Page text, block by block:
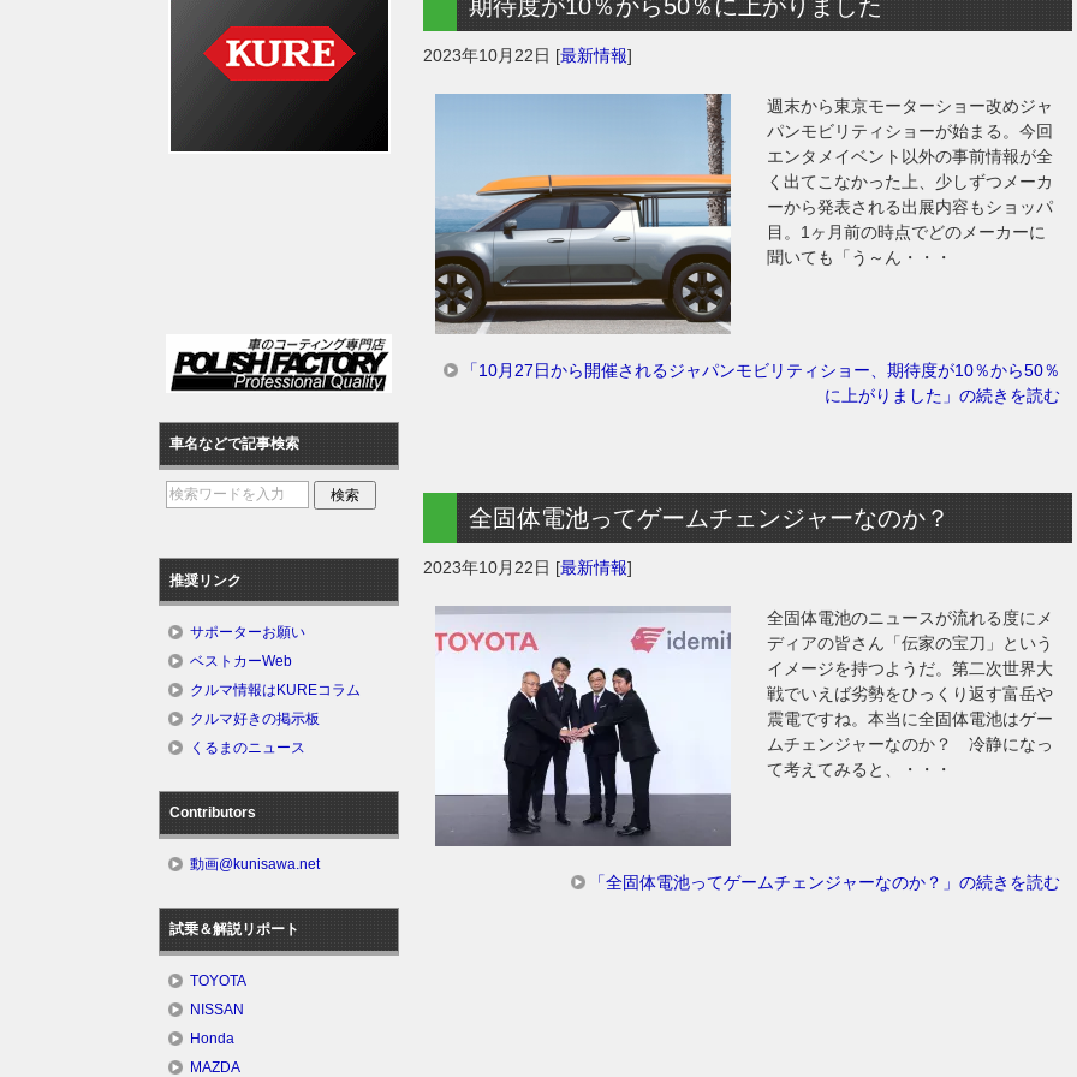
期待度が10％から50％に上がりました
2023年10月22日 [最新情報]
週末から東京モーターショー改めジャ
パンモビリティショーが始まる。今回
エンタメイベント以外の事前情報が全
く出てこなかった上、少しずつメーカ
ーから発表される出展内容もショッパ
目。1ヶ月前の時点でどのメーカーに
聞いても「う～ん・・・
「10月27日から開催されるジャパンモビリティショー、期待度が10％から50％
に上がりました」の続きを読む
全固体電池ってゲームチェンジャーなのか？
2023年10月22日 [最新情報]
全固体電池のニュースが流れる度にメ
ディアの皆さん「伝家の宝刀」という
イメージを持つようだ。第二次世界大
戦でいえば劣勢をひっくり返す富岳や
震電ですね。本当に全固体電池はゲー
ムチェンジャーなのか？ 冷静になっ
て考えてみると、・・・
「全固体電池ってゲームチェンジャーなのか？」の続きを読む
車名などで記事検索
推奨リンク
サポーターお願い
ベストカーWeb
クルマ情報はKUREコラム
クルマ好きの掲示板
くるまのニュース
Contributors
動画@kunisawa.net
試乗＆解説リポート
TOYOTA
NISSAN
Honda
MAZDA